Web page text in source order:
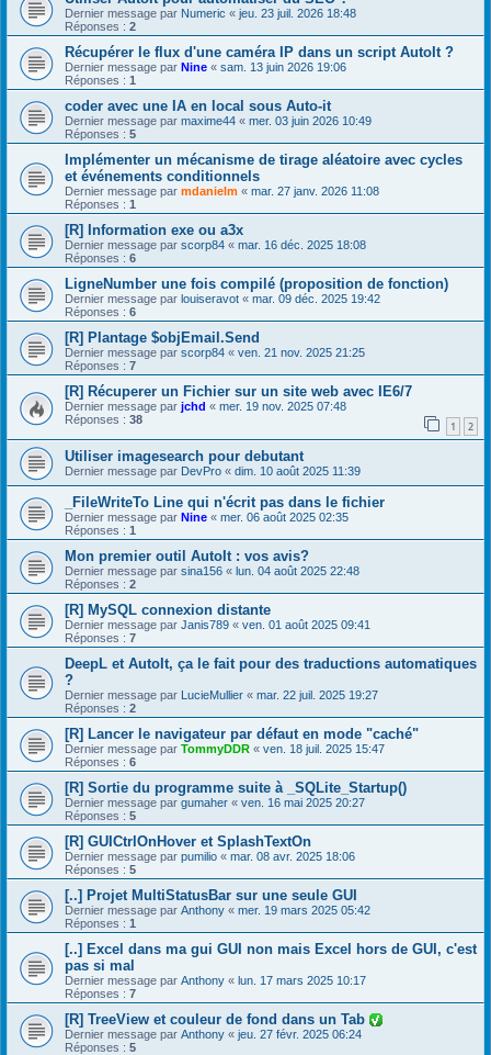
Dernier message par Numeric « jeu. 23 juil. 2026 18:48
Réponses : 2
Récupérer le flux d'une caméra IP dans un script AutoIt ?
Dernier message par Nine « sam. 13 juin 2026 19:06
Réponses : 1
coder avec une IA en local sous Auto-it
Dernier message par maxime44 « mer. 03 juin 2026 10:49
Réponses : 5
Implémenter un mécanisme de tirage aléatoire avec cycles
et événements conditionnels
Dernier message par mdanielm « mar. 27 janv. 2026 11:08
Réponses : 1
[R] Information exe ou a3x
Dernier message par scorp84 « mar. 16 déc. 2025 18:08
Réponses : 6
LigneNumber une fois compilé (proposition de fonction)
Dernier message par louiseravot « mar. 09 déc. 2025 19:42
Réponses : 6
[R] Plantage $objEmail.Send
Dernier message par scorp84 « ven. 21 nov. 2025 21:25
Réponses : 7
[R] Récuperer un Fichier sur un site web avec IE6/7
Dernier message par jchd « mer. 19 nov. 2025 07:48
Réponses : 38 1 2
Utiliser imagesearch pour debutant
Dernier message par DevPro « dim. 10 août 2025 11:39
_FileWriteTo Line qui n'écrit pas dans le fichier
Dernier message par Nine « mer. 06 août 2025 02:35
Réponses : 1
Mon premier outil AutoIt : vos avis?
Dernier message par sina156 « lun. 04 août 2025 22:48
Réponses : 2
[R] MySQL connexion distante
Dernier message par Janis789 « ven. 01 août 2025 09:41
Réponses : 7
DeepL et AutoIt, ça le fait pour des traductions automatiques
?
Dernier message par LucieMullier « mar. 22 juil. 2025 19:27
Réponses : 2
[R] Lancer le navigateur par défaut en mode "caché"
Dernier message par TommyDDR « ven. 18 juil. 2025 15:47
Réponses : 6
[R] Sortie du programme suite à _SQLite_Startup()
Dernier message par gumaher « ven. 16 mai 2025 20:27
Réponses : 5
[R] GUICtrlOnHover et SplashTextOn
Dernier message par pumilio « mar. 08 avr. 2025 18:06
Réponses : 5
[..] Projet MultiStatusBar sur une seule GUI
Dernier message par Anthony « mer. 19 mars 2025 05:42
Réponses : 1
[..] Excel dans ma gui GUI non mais Excel hors de GUI, c'est
pas si mal
Dernier message par Anthony « lun. 17 mars 2025 10:17
Réponses : 7
[R] TreeView et couleur de fond dans un Tab
Dernier message par Anthony « jeu. 27 févr. 2025 06:24
Réponses : 5